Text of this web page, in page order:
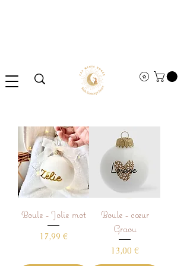
Boule - Jolie mot
Prix
17,99 €
Boule - cœur
Graou
Prix
13,00 €